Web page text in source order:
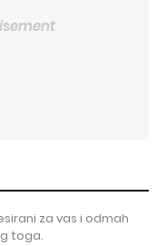
za vas i odmah
toga.